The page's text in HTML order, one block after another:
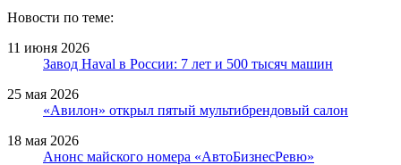
Новости по теме:
11 июня 2026
Завод Haval в России: 7 лет и 500 тысяч машин
25 мая 2026
«Авилон» открыл пятый мультибрендовый салон
18 мая 2026
Анонс майского номера «АвтоБизнесРевю»